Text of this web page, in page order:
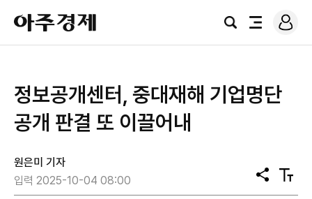
아
주
경
검
전
로
그
정보공개센터, 중대재해 기업명단
공개 판결 또 이끌어내
원은미 기자
입력 2025-10-04 08:00
공
유
텍
스